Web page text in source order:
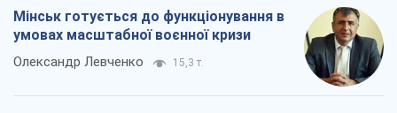
Мінськ готується до функціонування в
умовах масштабної воєнної кризи
Олександр Левченко 15,3 т.